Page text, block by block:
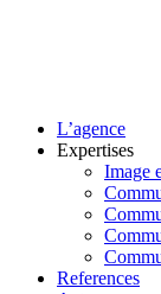
L’agence
Expertises
Image
References